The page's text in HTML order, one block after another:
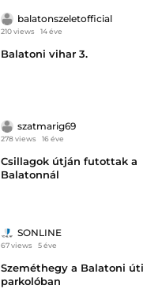
balatonszeletofficial
210 views 14 éve
Balatoni vihar 3.
szatmarig69
278 views 16 éve
Csillagok útján futottak a
Balatonnál
SONLINE
67 views 5 éve
Szeméthegy a Balatoni úti
parkolóban